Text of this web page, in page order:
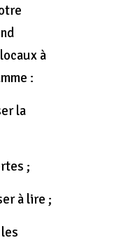
à
:
la
;
à lire ;